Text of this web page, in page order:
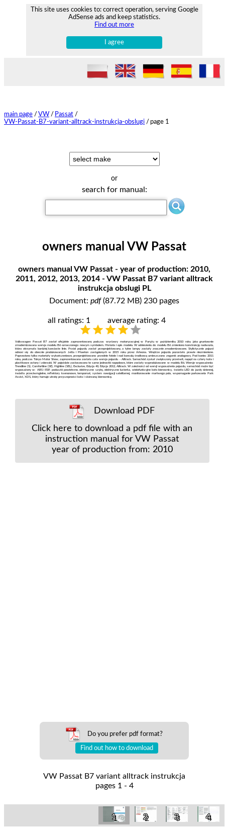
This site uses cookies to: correct operation, serving Google
AdSense ads and keep statistics.
Find out more
I agree
main page / VW / Passat /
VW-Passat-B7-variant-alltrack-instrukcja-obslugi / page 1
or
search for manual:
owners manual VW Passat
owners manual VW Passat - year of production: 2010,
2011, 2012, 2013, 2014 - VW Passat B7 variant alltrack
instrukcja obslugi PL
Document:pdf(87.72 MB) 230 pages
all ratings: 1 average rating: 4
Volkswagen Passat B7 został oficjalnie zaprezentowany podczas wystawy motoryzacyjnej w Paryżu w październiku 2010 roku jako gruntownie
zmodernizowana wersja modelu B6 oznaczonego nowym symbolem. Historia i opis modelu. W odniesieniu do modelu B6 zmieniono konstrukcję nadwozia,
która otrzymała bardziej kanciaste linie. Przód pojazdu został przeprojektowany, a tylne lampy zostały znacznie zmodernizowane. Stylistycznie pojazd
odnosi się do obecnie produkowanych Jetta i Phaeton zastąpionych w 2015 roku przez Arteona. Wnętrze pojazdu pozostało prawie niezmienione.
Poprawiono tylko materiały wykończeniowe, przeprojektowano przednie fotele i nad konsolą środkową umieszczono zegarek analogowy. Pod koniec 2011
roku, podczas Tokyo Motor Show, zaprezentowana została cała wersja pojazdu - Alltrack. Samochód zyskał zwiększony prześwit, napęd na cztery koła i
plastikowe osłony i zderzaki. W pojeździe zastosowano te same jednostki napędowe, które zostały wyprodukowane w modelu B6. Wersje wyposażenia:
Trendline (S), Comfortline (SE), Highline (SEL), Exclusive, Edycja 40, Edycja 2012, Alltrack. W zależności od wersji wyposażenia pojazdu, samochód może być
wyposażony w: ABS i ESP, poduszki powietrzne, elektryczne szyby, elektryczne lusterka, wielofunkcyjne koło kierownicy, światła LED do jazdy dziennej,
światła przeciwmgielne, reflektory ksenonowe, tempomat, system nawigacji satelitarnej, monitorowanie martwego pola, wspomaganie parkowania Park
Assist, XDS, który hamuje utratę przyczepności koła i skórzaną kierownicę.
Download PDF
Click here to download a pdf file with an
instruction manual for VW Passat
year of production from: 2010
Do you prefer pdf format?
Find out how to download
VW Passat B7 variant alltrack instrukcja
pages 1 - 4
1 2 3 4